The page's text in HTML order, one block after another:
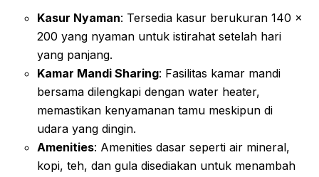
Kasur Nyaman: Tersedia kasur berukuran 140 x
200 yang nyaman untuk istirahat setelah hari
yang panjang.
Kamar Mandi Sharing: Fasilitas kamar mandi
bersama dilengkapi dengan water heater,
memastikan kenyamanan tamu meskipun di
udara yang dingin.
Amenities: Amenities dasar seperti air mineral,
kopi, teh, dan gula disediakan untuk menambah